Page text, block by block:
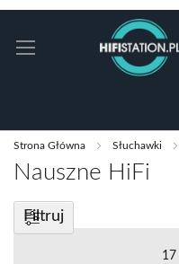
Przejdź
treści
Strona Główna Słuchawki
Nauszne HiFi
17
Filtruj